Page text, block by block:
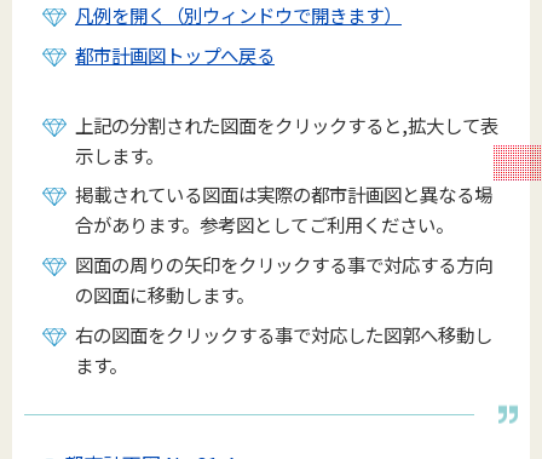
凡例を開く（別ウィンドウで開きます）
都市計画図トップへ戻る
上記の分割された図面をクリックすると,拡大して表
示します。
掲載されている図面は実際の都市計画図と異なる場
合があります。参考図としてご利用ください。
図面の周りの矢印をクリックする事で対応する方向
の図面に移動します。
右の図面をクリックする事で対応した図郭へ移動し
ます。